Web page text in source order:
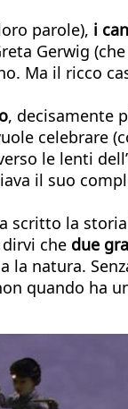
parole), i
Gerwig
Ma il ricco
, decisamente
celebrare
le lenti
il suo
scritto la
che due
la natura.
quando ha